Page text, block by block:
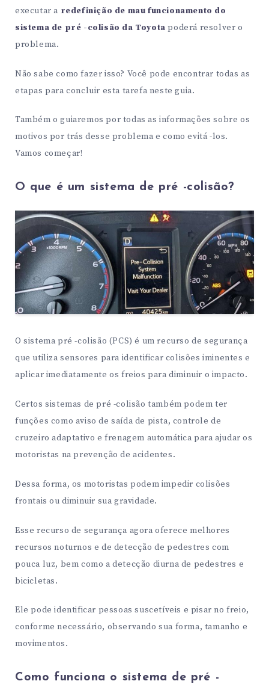
executar a redefinição de mau funcionamento do
sistema de pré -colisão da Toyota poderá resolver o
problema.
Não sabe como fazer isso? Você pode encontrar todas as
etapas para concluir esta tarefa neste guia.
Também o guiaremos por todas as informações sobre os
motivos por trás desse problema e como evitá -los.
Vamos começar!
O que é um sistema de pré -colisão?
O sistema pré -colisão (PCS) é um recurso de segurança
que utiliza sensores para identificar colisões iminentes e
aplicar imediatamente os freios para diminuir o impacto.
Certos sistemas de pré -colisão também podem ter
funções como aviso de saída de pista, controle de
cruzeiro adaptativo e frenagem automática para ajudar os
motoristas na prevenção de acidentes.
Dessa forma, os motoristas podem impedir colisões
frontais ou diminuir sua gravidade.
Esse recurso de segurança agora oferece melhores
recursos noturnos e de detecção de pedestres com
pouca luz, bem como a detecção diurna de pedestres e
bicicletas.
Ele pode identificar pessoas suscetíveis e pisar no freio,
conforme necessário, observando sua forma, tamanho e
movimentos.
Como funciona o sistema de pré -